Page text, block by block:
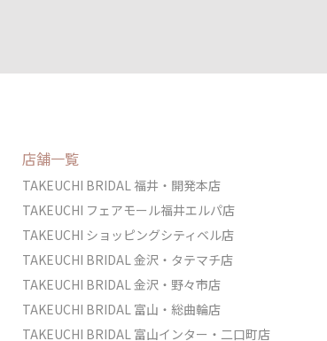
店舗一覧
TAKEUCHI BRIDAL 福井・開発本店
TAKEUCHI フェアモール福井エルパ店
TAKEUCHI ショッピングシティベル店
TAKEUCHI BRIDAL 金沢・タテマチ店
TAKEUCHI BRIDAL 金沢・野々市店
TAKEUCHI BRIDAL 富山・総曲輪店
TAKEUCHI BRIDAL 富山インター・二口町店